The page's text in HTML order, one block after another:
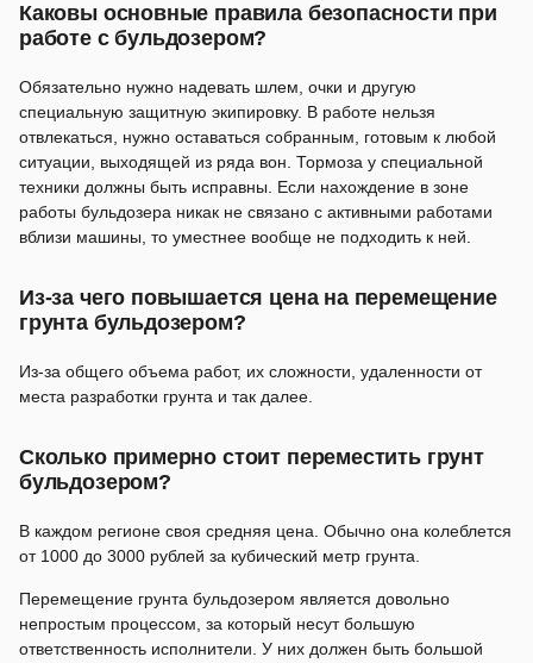
Каковы основные правила безопасности при
работе с бульдозером?
Обязательно нужно надевать шлем, очки и другую
специальную защитную экипировку. В работе нельзя
отвлекаться, нужно оставаться собранным, готовым к любой
ситуации, выходящей из ряда вон. Тормоза у специальной
техники должны быть исправны. Если нахождение в зоне
работы бульдозера никак не связано с активными работами
вблизи машины, то уместнее вообще не подходить к ней.
Из-за чего повышается цена на перемещение
грунта бульдозером?
Из-за общего объема работ, их сложности, удаленности от
места разработки грунта и так далее.
Сколько примерно стоит переместить грунт
бульдозером?
В каждом регионе своя средняя цена. Обычно она колеблется
от 1000 до 3000 рублей за кубический метр грунта.
Перемещение грунта бульдозером является довольно
непростым процессом, за который несут большую
ответственность исполнители. У них должен быть большой